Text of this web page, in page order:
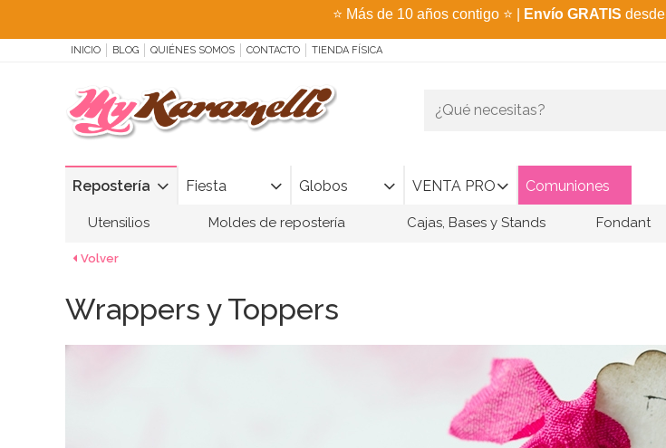
⭐ Más de 10 años contigo ⭐ Envío GRATIS desde
INICIO BLOG QUIÉNES SOMOS CONTACTO TIENDA FÍSICA
Repostería Fiesta Globos VENTA PRO Comuniones
Utensilios Moldes de repostería Cajas, Bases y Stands Fondant
Volver
Wrappers y Toppers